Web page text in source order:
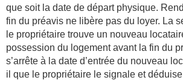
que soit la date de départ physique.
fin du préavis ne libère pas du loyer. La
le propriétaire trouve un nouveau
possession du logement avant la fin du
s’arrête à la date d’entrée du nouveau
il que le propriétaire le signale et